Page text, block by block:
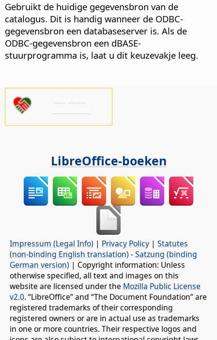
Gebruikt de huidige gegevensbron van de
catalogus. Dit is handig wanneer de ODBC-
gegevensbron een databaseserver is. Als de
ODBC-gegevensbron een dBASE-
stuurprogramma is, laat u dit keuzevakje leeg.
LibreOffice-boeken
Impressum (Legal Info) | Privacy Policy | Statutes
(non-binding English translation) -Satzung (binding
German version) | Copyright information: Unless
otherwise specified, all text and images on this
website are licensed under the Mozilla Public License
v2.0. “LibreOffice” and “The Document Foundation” are
registered trademarks of their corresponding
registered owners or are in actual use as trademarks
in one or more countries. Their respective logos and